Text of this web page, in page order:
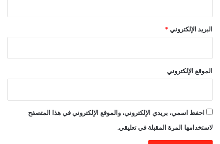
البريد الإلكتروني *
الموقع الإلكتروني
احفظ اسمي، بريدي الإلكتروني، والموقع الإلكتروني في هذا المتصفح
لاستخدامها المرة المقبلة في تعليقي.